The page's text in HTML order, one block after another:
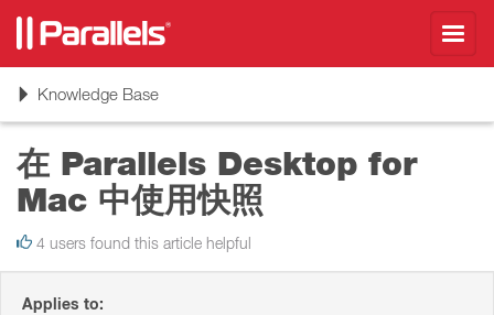
ToggleKnowledge Base
在 Parallels Desktop for
Mac 中使用快照
4 users found this article helpful
Applies to: